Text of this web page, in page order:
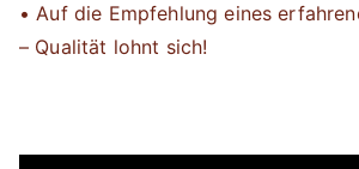
• Auf die Empfehlung eines
– Qualität lohnt sich!